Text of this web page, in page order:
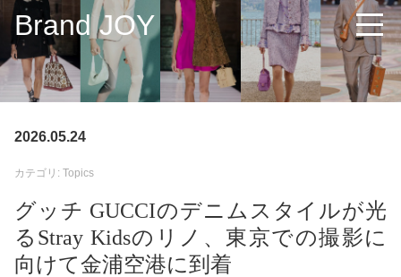
Brand JOY
2026.05.24
カテゴリ: Topics
グッチ GUCCIのデニムスタイルが光
るStray Kidsのリノ、東京での撮影に
向けて金浦空港に到着